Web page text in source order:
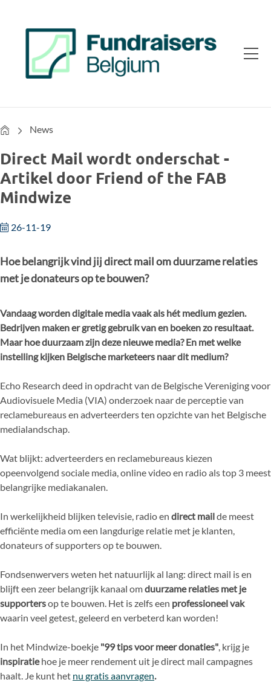
HomeNews
Direct Mail wordt onderschat -
Artikel door Friend of the FAB
Mindwize
26-11-19
Hoe belangrijk vind jij direct mail om duurzame relaties
met je donateurs op te bouwen?
Vandaag worden digitale media vaak als hét medium gezien.
Bedrijven maken er gretig gebruik van en boeken zo resultaat.
Maar hoe duurzaam zijn deze nieuwe media? En met welke
instelling kijken Belgische marketeers naar dit medium?
Echo Research deed in opdracht van de Belgische Vereniging voor
Audiovisuele Media (VIA) onderzoek naar de perceptie van
reclamebureaus en adverteerders ten opzichte van het Belgische
medialandschap.
Wat blijkt: adverteerders en reclamebureaus kiezen
opeenvolgend sociale media, online video en radio als top 3 meest
belangrijke mediakanalen.
In werkelijkheid blijken televisie, radio en direct mailde meest
efficiënte media om een langdurige relatie met je klanten,
donateurs of supporters op te bouwen.
Fondsenwervers weten het natuurlijk al lang: direct mail is en
blijft een zeer belangrijk kanaal omduurzame relaties met je
supportersop te bouwen. Het is zelfs een professioneel vak
waarin veel getest, geleerd en verbeterd kan worden!
In het Mindwize-boekje "99 tips voor meer donaties" , krijg je
inspiratiehoe je meer rendement uit je direct mail campagnes
haalt. Je kunt het nu gratis aanvragen.